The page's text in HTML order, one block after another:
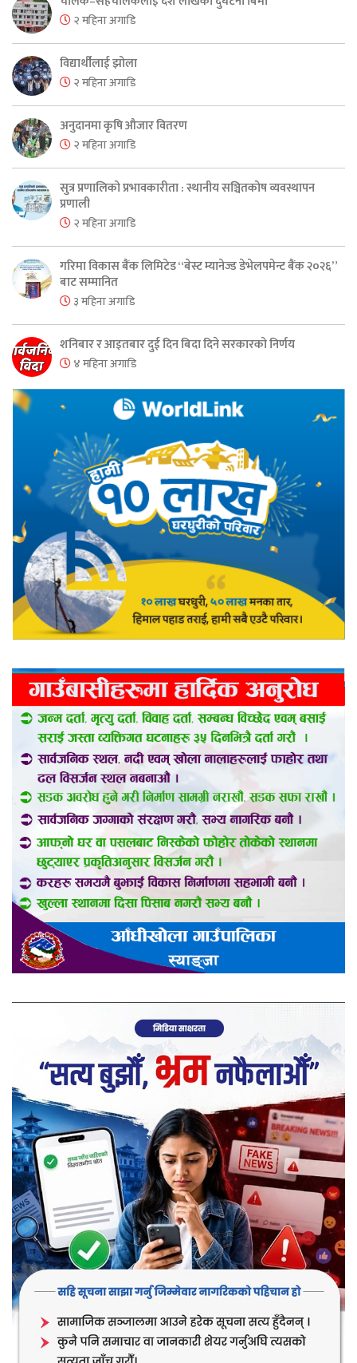
२ महिना अगाडि
विद्यार्थीलाई झोला
२ महिना अगाडि
अनुदानमा कृषि औजार वितरण
२ महिना अगाडि
सुत्र प्रणालिको प्रभावकारीता : स्थानीय सञ्चितकोष व्यवस्थापन
प्रणाली
२ महिना अगाडि
गरिमा विकास बैंक लिमिटेड “बेस्ट म्यानेज्ड डेभेलपमेन्ट बैंक २०२६”
बाट सम्मानित
३ महिना अगाडि
शनिबार र आइतबार दुई दिन बिदा दिने सरकारको निर्णय
४ महिना अगाडि